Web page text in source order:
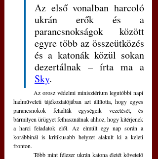
Az első vonalban harcoló
ukrán erők és a
parancsnokságok között
egyre több az összeütközés
és a katonák közül sokan
Sky.
hadműveleti tájékoztatójában azt állította, hogy egyes
parancsnokok feladták egységeik vezetését, és
bármilyen ürügyet felhasználnak ahhoz, hogy kitérjenek
a harci feladatok elől. Az elmúlt egy nap során a
korábbinál is kritikusabb helyzet alakult ki a keleti
fronton.